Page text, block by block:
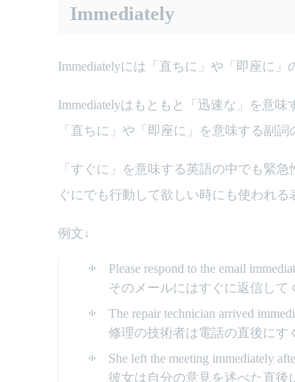
Immediately
Immediatelyには「直ちに」や「即座に
Immediatelyはもともと「迅速な」を意
「直ちに」や「即座に」を意味する副詞
「すぐに」を意味する英語の中でも緊
ぐにでも行動して欲しい時にも使われる
例文↓
Please respond to the email
そのメールにはすぐに返信して
The repair technician arrived
修理の技術者は電話の直後にす
She left the meeting immediately
彼女は自分の意見を述べた直後